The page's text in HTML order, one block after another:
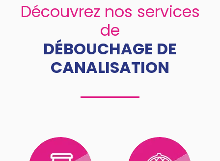
Découvrez nos services
de
DÉBOUCHAGE DE
CANALISATION